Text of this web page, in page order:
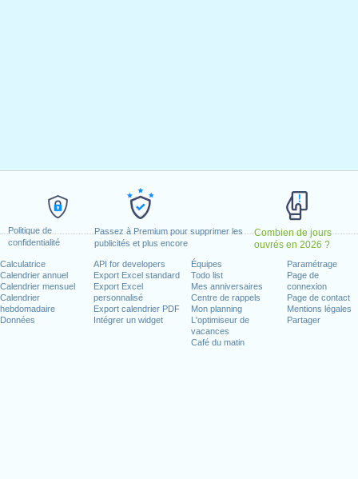
Politique de
confidentialité
Passez à Premium pour supprimer les
publicités et plus encore
Combien de jours
ouvrés en 2026 ?
Calculatrice
Calendrier annuel
Calendrier mensuel
Calendrier
hebdomadaire
Données
API for developers
Export Excel standard
Export Excel
personnalisé
Export calendrier PDF
Intégrer un widget
Équipes
Todo list
Mes anniversaires
Centre de rappels
Mon planning
L'optimiseur de
vacances
Café du matin
Paramétrage
Page de
connexion
Page de contact
Mentions légales
Partager
août, 2022
12 octobre, 2022
2022
: mardi, 6 décembre, 2022
8 décembre, 2022
2022